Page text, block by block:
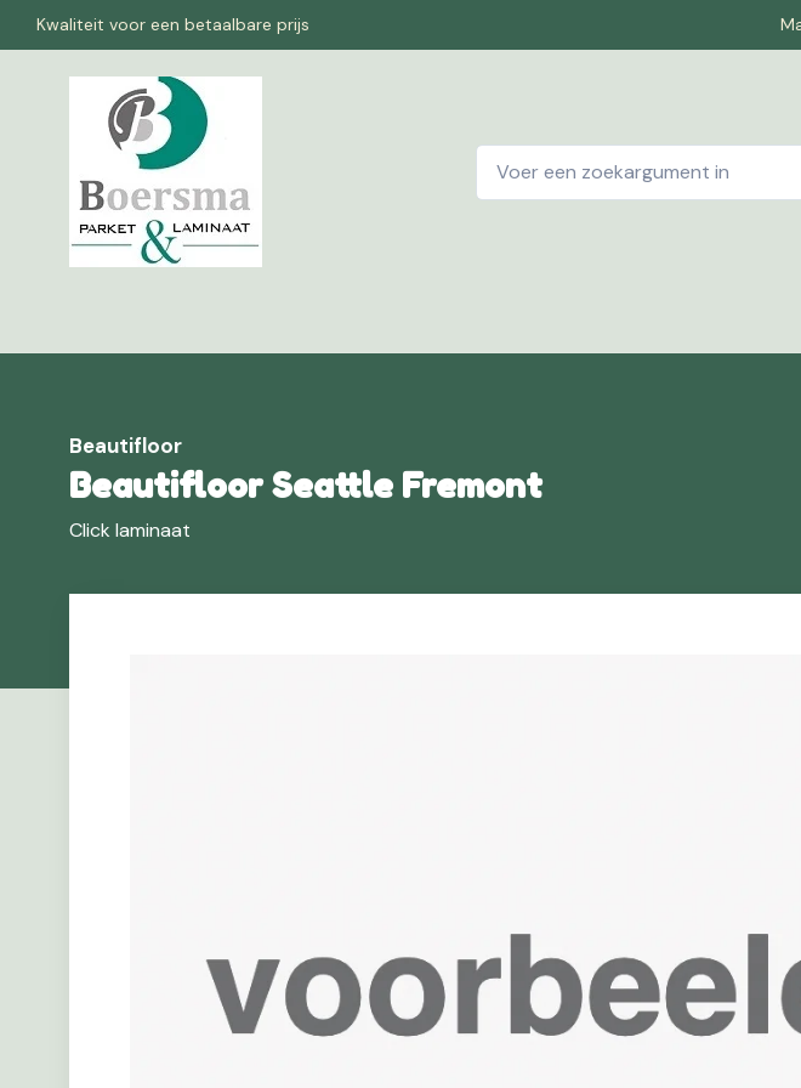
Kwaliteit voor een betaalbare prijs
Beautifloor
Beautifloor Seattle Fremont
Click laminaat